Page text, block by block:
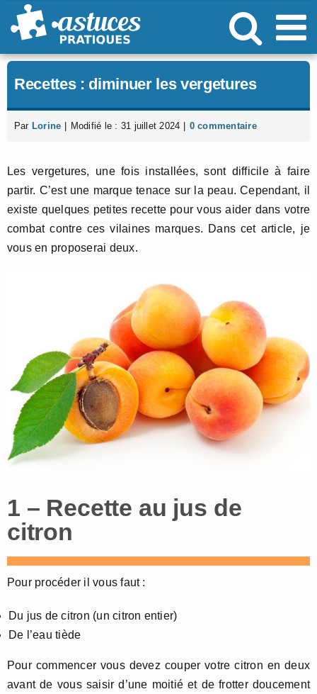
Passer
au
Recettes : diminuer les vergetures
Par Lorine Modifié le : 31 juillet 2024 0 commentaire
Les vergetures, une fois installées, sont difficile à faire
partir. C’est une marque tenace sur la peau. Cependant, il
existe quelques petites recette pour vous aider dans votre
combat contre ces vilaines marques. Dans cet article, je
vous en proposerai deux.
1 – Recette au jus de
citron
Pour procéder il vous faut :
Du jus de citron (un citron entier)
De l’eau tiède
Pour commencer vous devez couper votre citron en deux
avant de vous saisir d’une moitié et de frotter doucement